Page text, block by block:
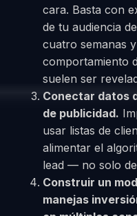
cara. Basta con
de tu audiencia
cuatro semanas
comportamiento
suelen ser
Conectar datos
de publicidad.
usar listas de
alimentar el
lead — no solo
Construir un
manejas